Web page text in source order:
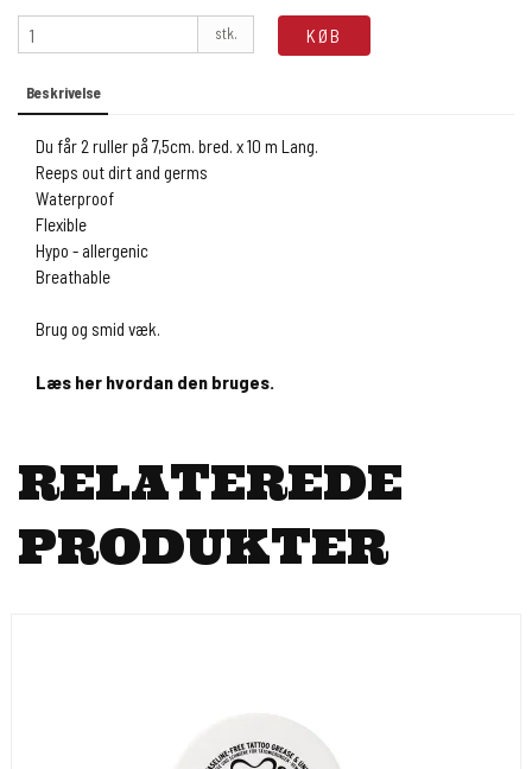
stk. KØB
Beskrivelse
Du får 2 ruller på 7,5cm. bred. x 10 m Lang.
Reeps out dirt and germs
Waterproof
Flexible
Hypo - allergenic
Breathable
Brug og smid væk.
Læs her hvordan den bruges.
RELATEREDE
PRODUKTER